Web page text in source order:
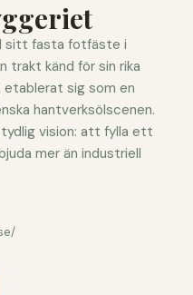
sitt fasta fotfäste i
trakt känd för sin rika
etablerat sig som en
hantverksölscenen.
vision: att fylla ett
mer än industriell